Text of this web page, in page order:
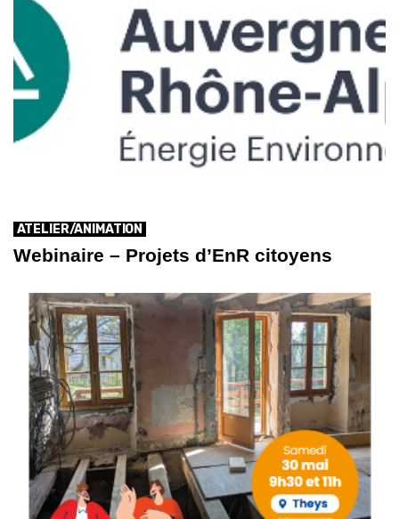
ATELIER/ANIMATION
Webinaire – Projets d’EnR citoyens